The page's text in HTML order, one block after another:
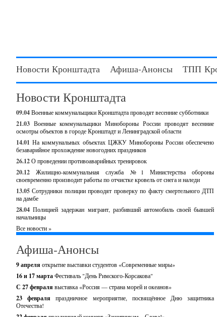
Новости Кронштадта Афиша-Анонсы ТПП
Новости Кронштадта
09.04Военные коммунальщики Кронштадта проводят весенние субботники
21.03 Военные коммунальщики Минобороны России проводят весенние
осмотры объектов в городе Кронштадт и Ленинградской области
14.01 На коммунальных объектах ЦЖКУ Минобороны России обеспечено
безаварийное прохождение новогодних праздников
26.12О проведении противоаварийных тренировок
20.12
Жилищно-коммунальная служба №1 Министерства обороны
своевременно производит работы по отчистке кровель от снега и наледи
13.05 Сотрудники полиции проводят проверку по факту смертельного ДТП
на дамбе
28.04 Полицией задержан мигрант, разбивший автомобиль своей бывшей
начальницы
Все новости »
Афиша-Анонсы
9 апреля открытие выставки студентов «Современные миры»
16 и 17 мартаФестиваль "День Римского-Корсакова"
С 27 февраля выставка «Россия — страна морей и океанов»
23 февраляпраздничное мероприятие, посвящённое Дню защитника
Отечества!